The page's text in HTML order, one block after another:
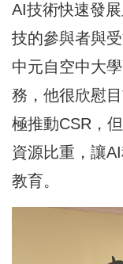
AI技術快速發
技的參與者與
中元自空中大
務，他很欣慰
極推動CSR，
資源比重，讓
教育。